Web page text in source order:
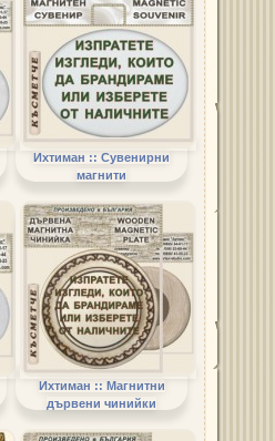
Ихтиман :: Сувенирни
магнити
Ихтиман :: Магнитни
дървени чинийки